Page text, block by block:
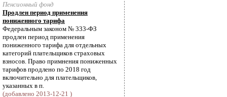
Пенсионный фонд
Продлен период применения
пониженного тарифа
Федеральным законом № 333-ФЗ
продлен период применения
пониженного тарифа для отдельных
категорий плательщиков страховых
взносов. Право примнения пониженных
тарифов продлено по 2018 год
включительно для плательщиков,
указанных в п.
(добавлено 2013-12-21 )